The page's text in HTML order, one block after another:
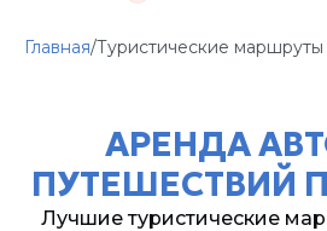
Главная/Туристические маршруты
АРЕНДА
ПУТЕШЕСТВИЙ
Лучшие туристические